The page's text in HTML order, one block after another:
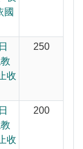
國
收
250
收
200